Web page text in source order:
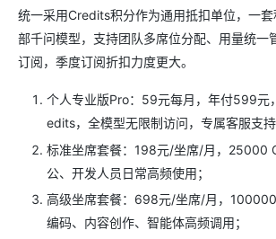
统一采用Credits积分作为通用抵扣单位，一
部千问模型，支持团队多席位分配、用量统一
订阅，季度订阅折扣力度更大。
个人专业版Pro：59元每月，年付599元
edits，全模型无限制访问，专属客服支持
标准坐席套餐：198元/坐席/月，25000
公、开发人员日常高频使用；
高级坐席套餐：698元/坐席/月，
编码、内容创作、智能体高频调用；